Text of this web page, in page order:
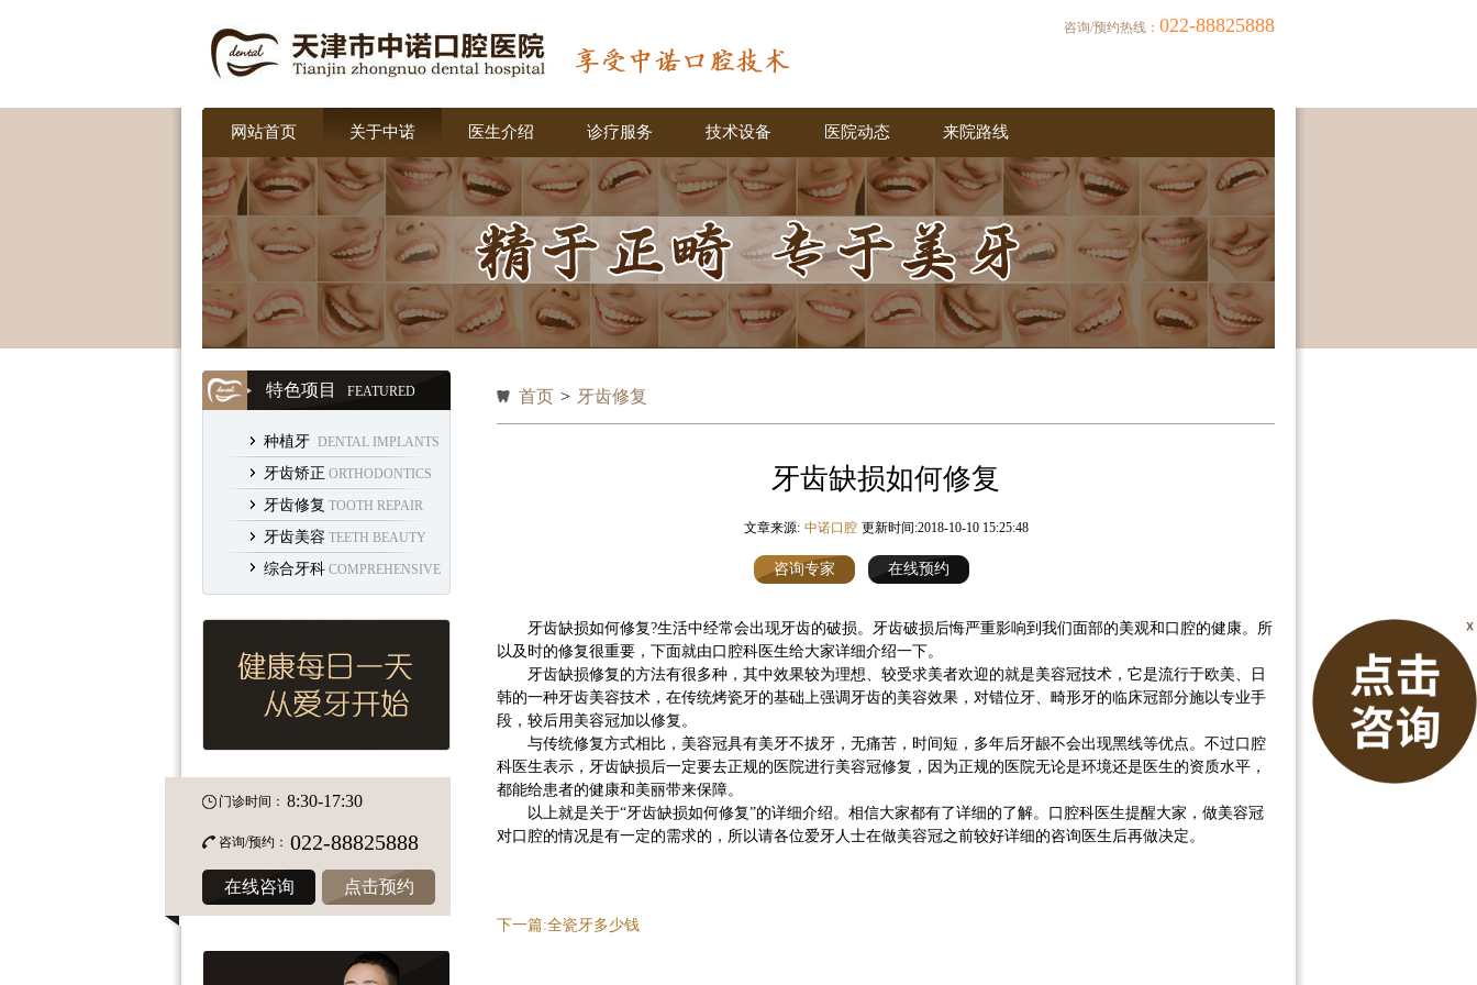
咨询/预约热线： 022-88825888
网站首页 关于中诺 医生介绍 诊疗服务 技术设备 医院动态 来院路线
特色项目 FEATURED
种植牙 DENTAL IMPLANTS
牙齿矫正 ORTHODONTICS
牙齿修复 TOOTH REPAIR
牙齿美容 TEETH BEAUTY
综合牙科 COMPREHENSIVE
门诊时间： 8:30-17:30
咨询/预约： 022-88825888
在线咨询 点击预约
首页 > 牙齿修复
牙齿缺损如何修复
文章来源: 中诺口腔 更新时间:2018-10-10 15:25:48
咨询专家 在线预约
牙齿缺损如何修复?生活中经常会出现牙齿的破损。牙齿破损后悔严重影响到我们面部的美观和口腔的健康。所
以及时的修复很重要，下面就由口腔科医生给大家详细介绍一下。
牙齿缺损修复的方法有很多种，其中效果较为理想、较受求美者欢迎的就是美容冠技术，它是流行于欧美、日
韩的一种牙齿美容技术，在传统烤瓷牙的基础上强调牙齿的美容效果，对错位牙、畸形牙的临床冠部分施以专业手
段，较后用美容冠加以修复。
与传统修复方式相比，美容冠具有美牙不拔牙，无痛苦，时间短，多年后牙龈不会出现黑线等优点。不过口腔
科医生表示，牙齿缺损后一定要去正规的医院进行美容冠修复，因为正规的医院无论是环境还是医生的资质水平，
都能给患者的健康和美丽带来保障。
以上就是关于“牙齿缺损如何修复”的详细介绍。相信大家都有了详细的了解。口腔科医生提醒大家，做美容冠
对口腔的情况是有一定的需求的，所以请各位爱牙人士在做美容冠之前较好详细的咨询医生后再做决定。
下一篇:全瓷牙多少钱